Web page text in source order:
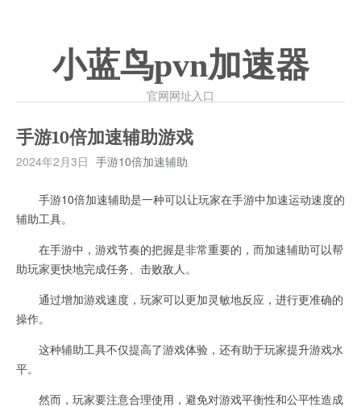
小蓝鸟pvn加速器
官网网址入口
手游10倍加速辅助游戏
2024年2月3日 手游10倍加速辅助
手游10倍加速辅助是一种可以让玩家在手游中加速运动速度的
辅助工具。
在手游中，游戏节奏的把握是非常重要的，而加速辅助可以帮
助玩家更快地完成任务、击败敌人。
通过增加游戏速度，玩家可以更加灵敏地反应，进行更准确的
操作。
这种辅助工具不仅提高了游戏体验，还有助于玩家提升游戏水
平。
然而，玩家要注意合理使用，避免对游戏平衡性和公平性造成